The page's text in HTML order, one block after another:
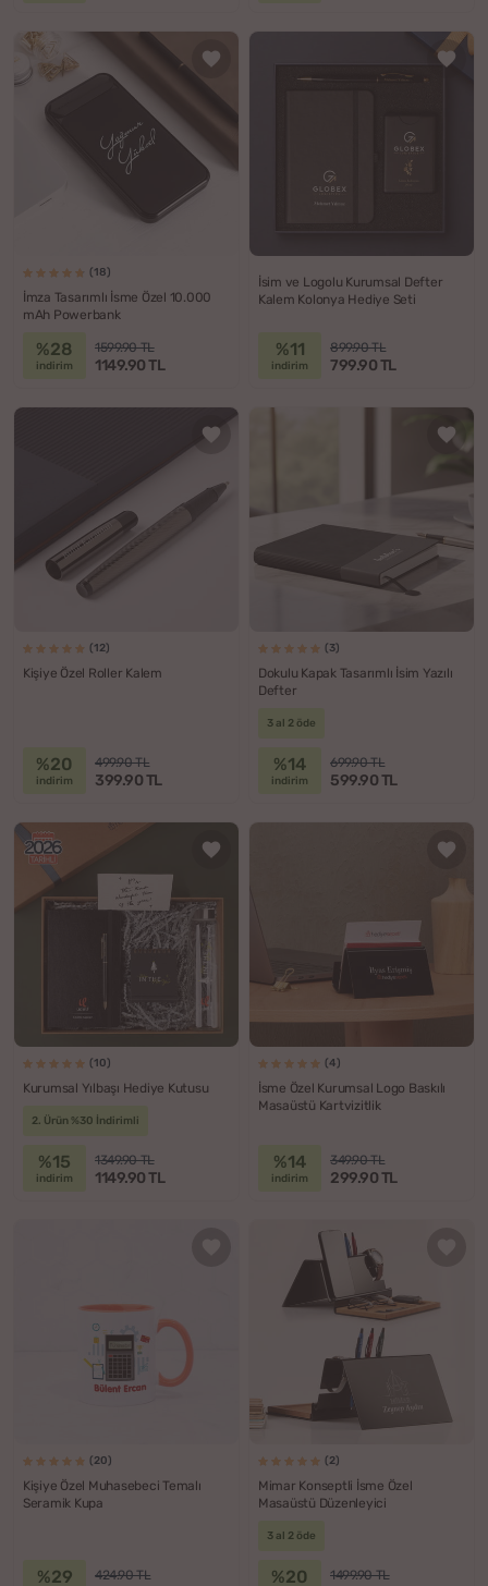
(18)
İmza Tasarımlı İsme Özel 10.000
mAh Powerbank
%28
indirim
1599.90 TL
1149.90 TL
İsim ve Logolu Kurumsal Defter
Kalem Kolonya Hediye Seti
%11
indirim
899.90 TL
799.90 TL
(12)
Kişiye Özel Roller Kalem
%20
indirim
499.90 TL
399.90 TL
(3)
Dokulu Kapak Tasarımlı İsim Yazılı
Defter
3 al 2 öde
%14
indirim
699.90 TL
599.90 TL
(10)
Kurumsal Yılbaşı Hediye Kutusu
2. Ürün %30 İndirimli
%15
indirim
1349.90 TL
1149.90 TL
(4)
İsme Özel Kurumsal Logo Baskılı
Masaüstü Kartvizitlik
%14
indirim
349.90 TL
299.90 TL
(20)
Kişiye Özel Muhasebeci Temalı
Seramik Kupa
%29 424.90 TL
(2)
Mimar Konseptli İsme Özel
Masaüstü Düzenleyici
3 al 2 öde
%20 1499.90 TL